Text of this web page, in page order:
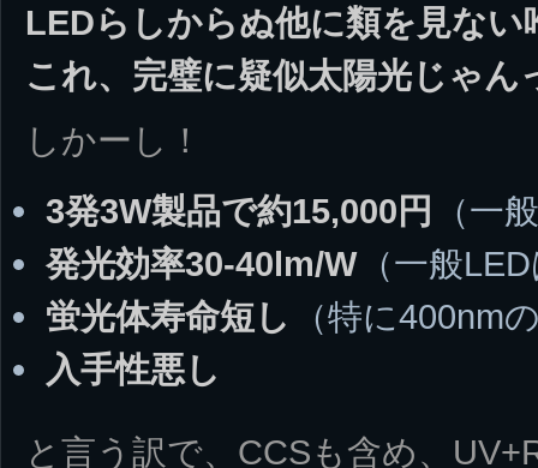
LEDらしからぬ他に類を見な
これ、完璧に疑似太陽光じゃん
しかーし！
3発3W製品で約15,000円
（一
発光効率30-40lm/W （一般
蛍光体寿命短し
（特に400nm
入手性悪し
と言う訳で、CCSも含め、